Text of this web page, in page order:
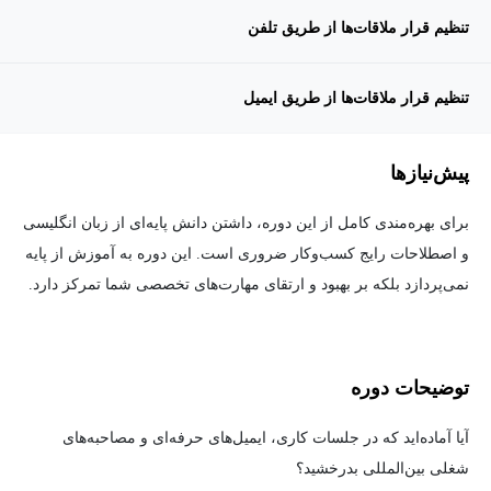
تنظیم قرار ملاقات‌ها از طریق تلفن
تنظیم قرار ملاقات‌ها از طریق ایمیل
پیش‌نیاز‌ها
برای بهره‌مندی کامل از این دوره، داشتن دانش پایه‌ای از زبان انگلیسی
و اصطلاحات رایج کسب‌وکار ضروری است. این دوره به آموزش از پایه
نمی‌پردازد بلکه بر بهبود و ارتقای مهارت‌های تخصصی شما تمرکز دارد.
توضیحات دوره
آیا آماده‌اید که در جلسات کاری، ایمیل‌های حرفه‌ای و مصاحبه‌های
شغلی بین‌المللی بدرخشید؟